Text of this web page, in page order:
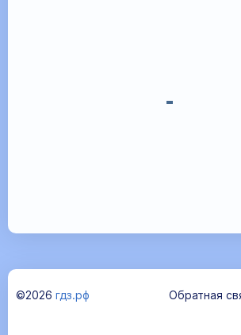
©2026 гдз.рф Обратная